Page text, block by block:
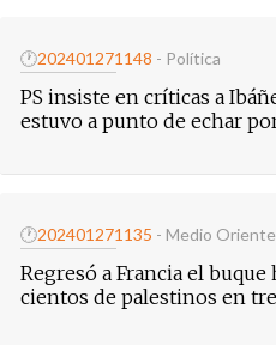
🕐202401271148 - Política
PS insiste en críticas a
estuvo a punto de echar
🕐202401271135 - Medio Oriente
Regresó a Francia el
cientos de palestinos en